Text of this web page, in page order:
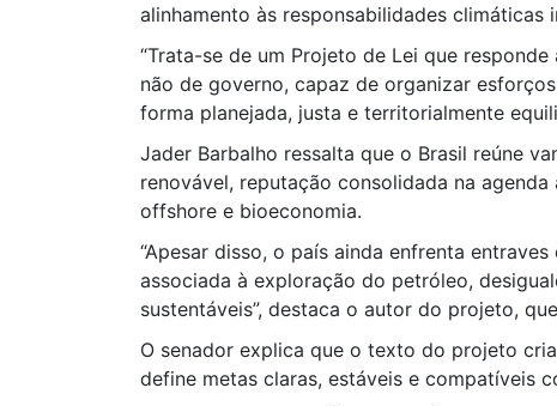
alinhamento às responsabilidades climáticas
“Trata-se de um Projeto de Lei que
não de governo, capaz de organizar
forma planejada, justa e territorialmente
Jader Barbalho ressalta que o Brasil reúne
renovável, reputação consolidada na
offshore e bioeconomia.
“Apesar disso, o país ainda enfrenta
associada à exploração do petróleo,
sustentáveis”, destaca o autor do projeto,
O senador explica que o texto do projeto
define metas claras, estáveis e compatíveis